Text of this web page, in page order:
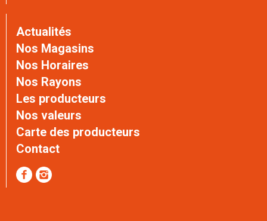
Actualités
Nos Magasins
Nos Horaires
Nos Rayons
Les producteurs
Nos valeurs
Carte des producteurs
Contact